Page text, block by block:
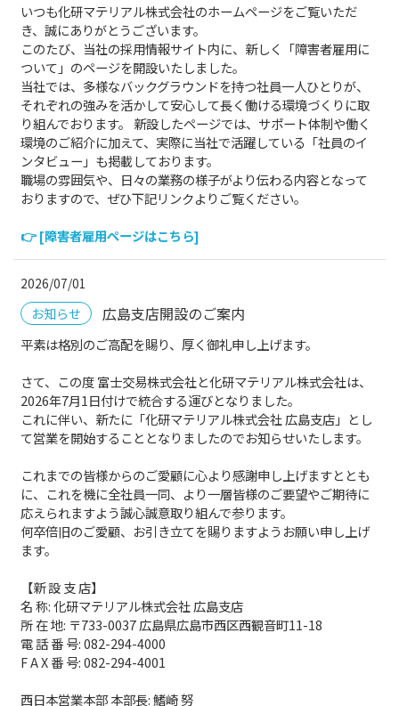
いつも化研マテリアル株式会社のホームページをご覧いただ
き、誠にありがとうございます。
このたび、当社の採用情報サイト内に、新しく「障害者雇用に
ついて」のページを開設いたしました。
当社では、多様なバックグラウンドを持つ社員一人ひとりが、
それぞれの強みを活かして安心して長く働ける環境づくりに取
り組んでおります。 新設したページでは、サポート体制や働く
環境のご紹介に加えて、実際に当社で活躍している「社員のイ
ンタビュー」も掲載しております。
職場の雰囲気や、日々の業務の様子がより伝わる内容となって
おりますので、ぜひ下記リンクよりご覧ください。
👉 [障害者雇用ページはこちら]
2026/07/01
お知らせ
広島支店開設のご案内
平素は格別のご高配を賜り、厚く御礼申し上げます。
さて、この度 富士交易株式会社と化研マテリアル株式会社は、
2026年7月1日付けで統合する運びとなりました。
これに伴い、新たに「化研マテリアル株式会社 広島支店」とし
て営業を開始することとなりましたのでお知らせいたします。
これまでの皆様からのご愛顧に心より感謝申し上げますととも
に、これを機に全社員一同、より一層皆様のご要望やご期待に
応えられますよう誠心誠意取り組んで参ります。
何卒倍旧のご愛顧、お引き立てを賜りますようお願い申し上げ
ます。
【新 設 支 店】
名 称: 化研マテリアル株式会社 広島支店
所 在 地: 〒733-0037 広島県広島市西区西観音町11-18
電 話 番 号: 082-294-4000
F A X 番 号: 082-294-4001
西日本営業本部 本部長: 鰭崎 努